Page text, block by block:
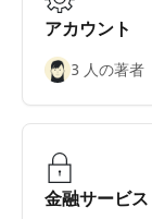
アカウント
3 人の著者
金融サービス